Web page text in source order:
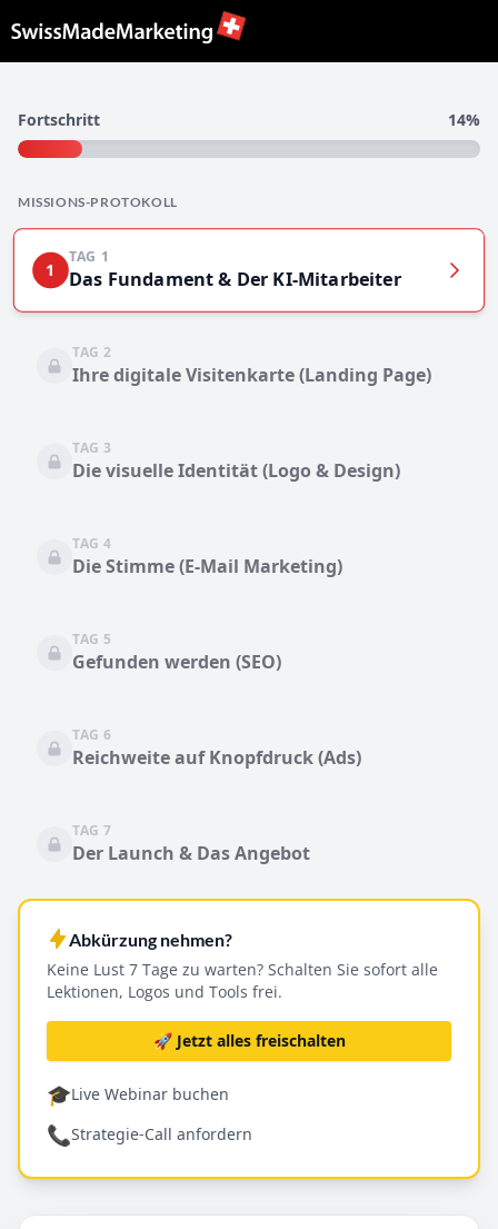
Fortschritt 14%
MISSIONS-PROTOKOLL
1
TAG 1
Das Fundament & Der KI-Mitarbeiter
TAG 2
Ihre digitale Visitenkarte (Landing Page)
TAG 3
Die visuelle Identität (Logo & Design)
TAG 4
Die Stimme (E-Mail Marketing)
TAG 5
Gefunden werden (SEO)
TAG 6
Reichweite auf Knopfdruck (Ads)
TAG 7
Der Launch & Das Angebot
Abkürzung nehmen?
Keine Lust 7 Tage zu warten? Schalten Sie sofort alle
Lektionen, Logos und Tools frei.
🚀 Jetzt alles freischalten
🎓Live Webinar buchen
📞Strategie-Call anfordern